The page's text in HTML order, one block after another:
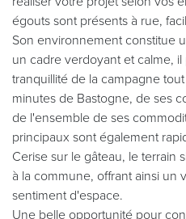
égouts sont présents à rue,
Son environnement constitue
un cadre verdoyant et calme,
tranquillité de la campagne
minutes de Bastogne, de ses
de l'ensemble de ses
principaux sont également
Cerise sur le gâteau, le terrain
à la commune, offrant ainsi un
sentiment d'espace.
Une belle opportunité pour